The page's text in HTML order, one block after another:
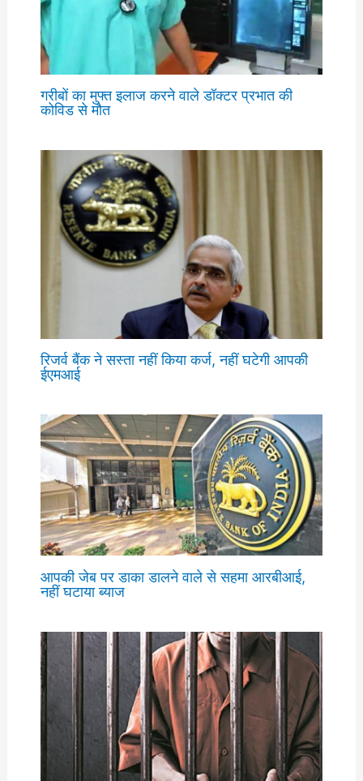
गरीबों का मुफ्त इलाज करने वाले डॉक्टर प्रभात की
कोविड से मौत
रिजर्व बैंक ने सस्ता नहीं किया कर्ज, नहीं घटेगी आपकी
ईएमआई
आपकी जेब पर डाका डालने वाले से सहमा आरबीआई,
नहीं घटाया ब्याज